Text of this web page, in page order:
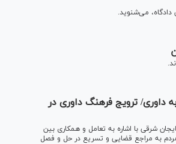
دادگاه، می‌شنوید.
داوری/ ترویج فرهنگ داوری در
شرقی با اشاره به تعامل و همکاری بین
به مراجع قضایی و تسریع در حل و فصل